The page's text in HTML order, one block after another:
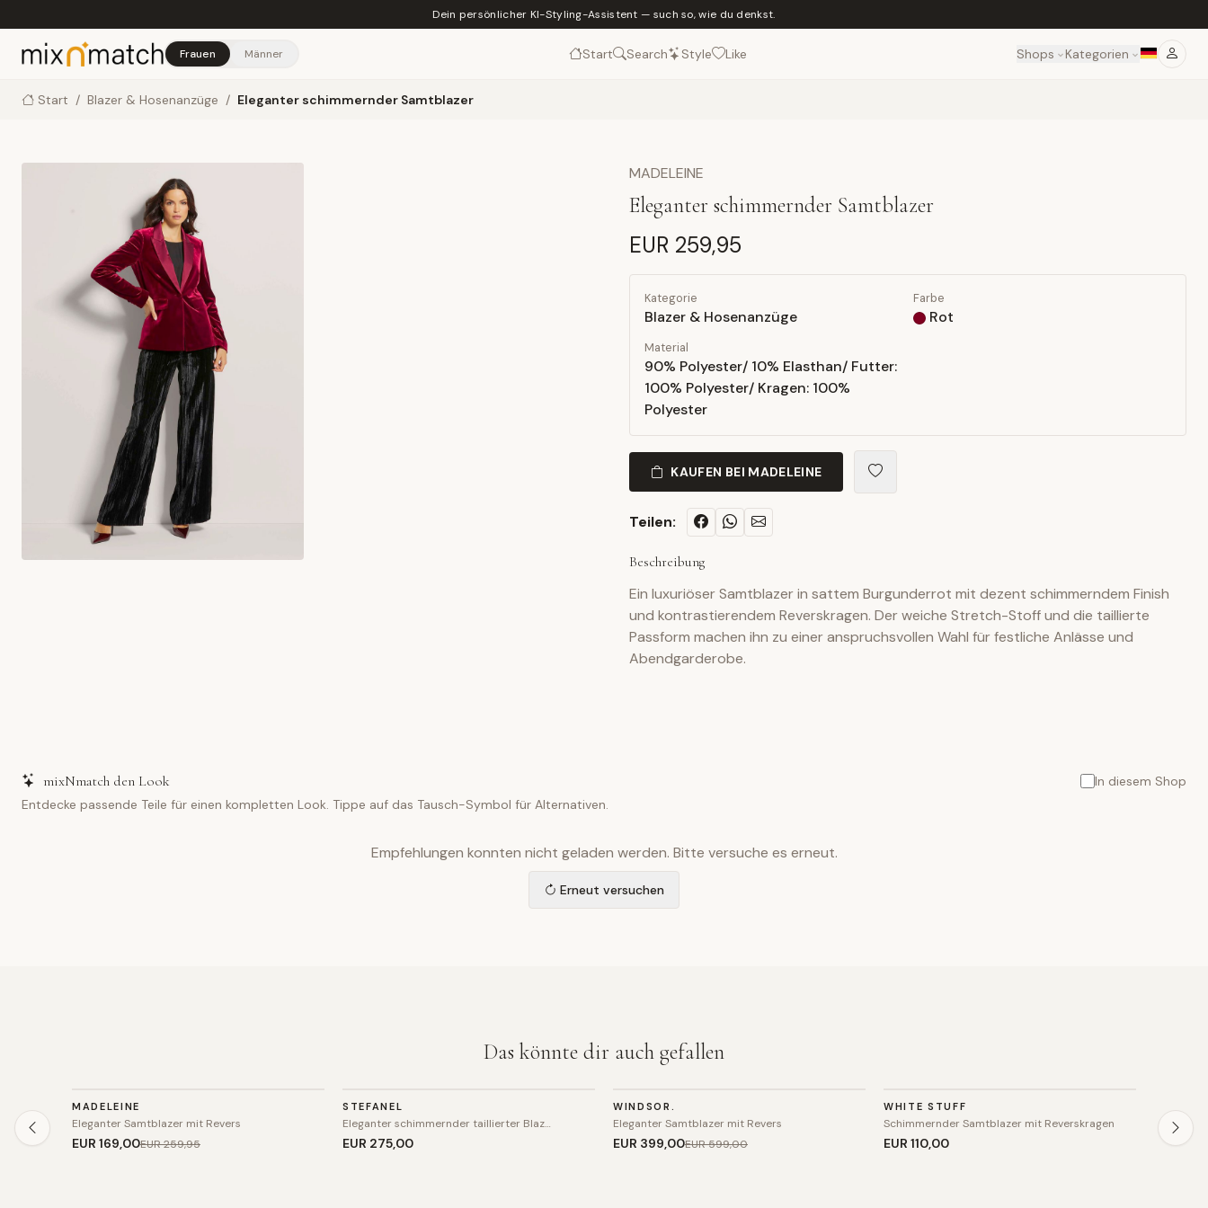
Dein persönlicher KI-Styling-Assistent — such so, wie du denkst.
Frauen Männer Start Search Style Like Shops Kategorien
Start / Blazer & Hosenanzüge / Eleganter schimmernder Samtblazer
MADELEINE
Eleganter schimmernder Samtblazer
EUR 259,95
Kategorie
Blazer & Hosenanzüge
Farbe
Rot
Material
90% Polyester/ 10% Elasthan/ Futter:
100% Polyester/ Kragen: 100%
Polyester
KAUFEN BEI MADELEINE
Teilen:
Beschreibung
Ein luxuriöser Samtblazer in sattem Burgunderrot mit dezent schimmerndem Finish
und kontrastierendem Reverskragen. Der weiche Stretch-Stoff und die taillierte
Passform machen ihn zu einer anspruchsvollen Wahl für festliche Anlässe und
Abendgarderobe.
mixNmatch den Look
In diesem Shop
Entdecke passende Teile für einen kompletten Look. Tippe auf das Tausch-Symbol für Alternativen.
Empfehlungen konnten nicht geladen werden. Bitte versuche es erneut.
Erneut versuchen
Das könnte dir auch gefallen
SALE
MADELEINE
Eleganter Samtblazer mit Revers
EUR 169,00EUR 259,95
STEFANEL
Eleganter schimmernder taillierter Blaz…
EUR 275,00
SALE
BLAZER
WINDSOR.
Eleganter Samtblazer mit Revers
EUR 399,00EUR 599,00
WHITE STUFF
Schimmernder Samtblazer mit Reverskragen
EUR 110,00
SALE
EUR 129